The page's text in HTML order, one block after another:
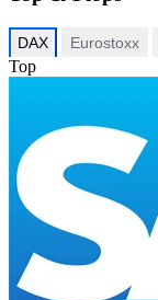
DAX Eurostoxx
Top